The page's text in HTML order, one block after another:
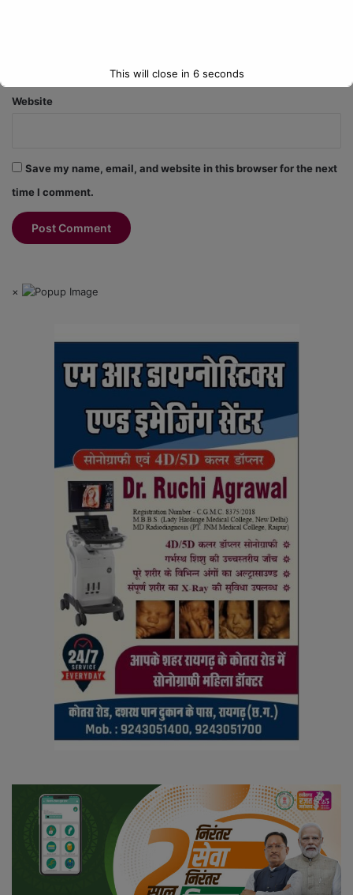
Website
Save my name, email, and website in this browser for the next
time I comment.
×
This will close in 6seconds